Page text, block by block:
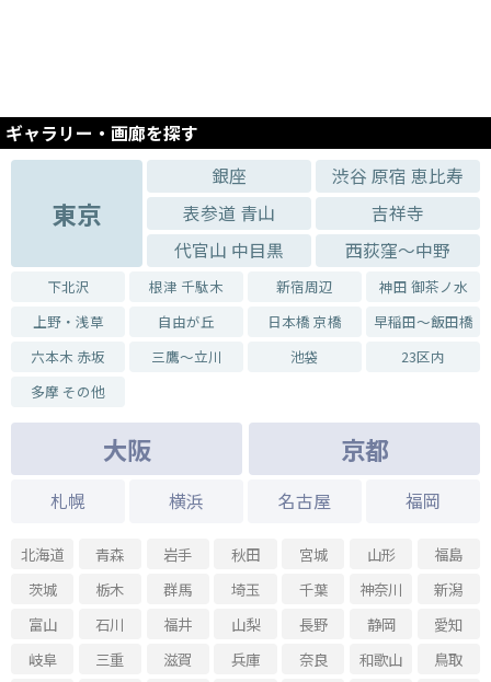
ギャラリー・画廊を探す
東京
銀座
渋谷 原宿 恵比寿
表参道 青山
吉祥寺
代官山 中目黒
西荻窪～中野
下北沢 根津 千駄木 新宿周辺
神田 御茶ノ水
上野・浅草
自由が丘 日本橋 京橋
早稲田～飯田橋
六本木 赤坂
三鷹～立川 池袋
23区内
多摩 その他
大阪 京都
札幌 横浜 名古屋 福岡
北海道 青森 岩手 秋田 宮城 山形
福島
茨城
栃木 群馬 埼玉 千葉 神奈川
新潟
富山
石川 福井 山梨 長野 静岡
愛知
岐阜
三重 滋賀 兵庫 奈良 和歌山
鳥取